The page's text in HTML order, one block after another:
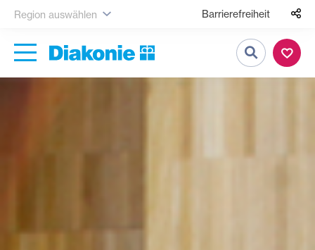
Region auswählen Barrierefreiheit
Suche